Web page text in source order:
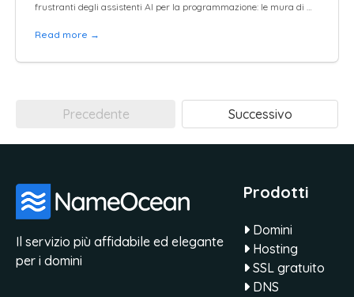
frustranti degli assistenti AI per la programmazione: le mura di …
Read more →
Precedente Successivo
Il servizio più affidabile ed elegante
per i domini
Prodotti
Domini
Hosting
SSL gratuito
DNS